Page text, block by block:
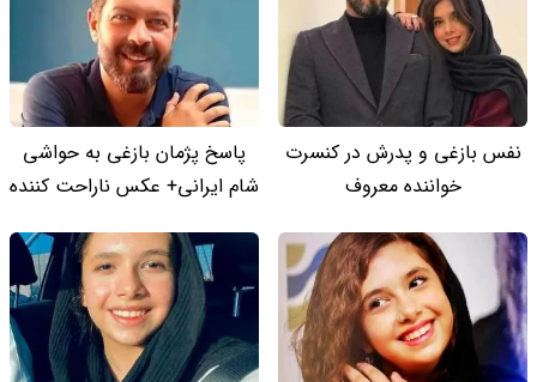
نفس بازغی و پدرش در کنسرت
خواننده معروف
پاسخ پژمان بازغی به حواشی
شام ایرانی+ عکس ناراحت کننده